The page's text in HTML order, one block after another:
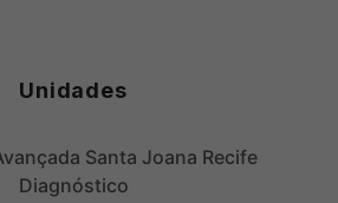
Unidades
Santa Joana Recife
Diagnóstico